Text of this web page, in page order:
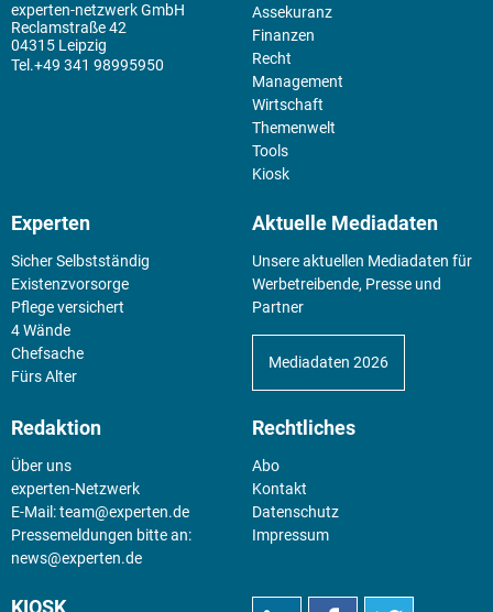
experten-netzwerk GmbH
Reclamstraße 42
04315 Leipzig
+49 341 98995950
Assekuranz
Finanzen
Recht
Management
Wirtschaft
Themenwelt
Tools
Kiosk
Experten
Sicher Selbstständig
Existenz­vorsorge
Pflege versichert
4 Wände
Chefsache
Fürs Alter
Aktuelle Mediadaten
Unsere aktuellen Mediadaten für
Werbetreibende, Presse und
Partner
Mediadaten 2026
Redaktion
Über uns
experten-Netzwerk
E-Mail:team@experten.de
Pressemeldungen bitte an:
news@experten.de
Rechtliches
Abo
Kontakt
Datenschutz
Impressum